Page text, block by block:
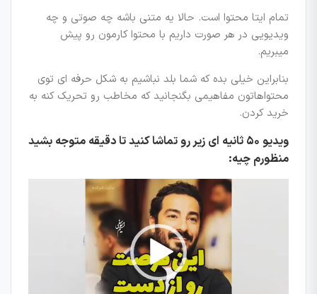
تمام ایتا محتوا است. حالا یه متنی باشه چه صوتی و چه
ویدیویی در هر صورت داریم با محتوا کارمون رو پیش
میبریم.
بنابراین خیلی بده که شما بلد نباشیم به شکل حرفه ای توی
محتواهاتون مفاهیمی بگنجانید که مخاطب رو تحریک کنه به
خرید کردن.
ویدیو ۵۰ ثانیه ای زیر رو تماشا کنید تا دقیقه متوجه بشید
منظورم چیه: